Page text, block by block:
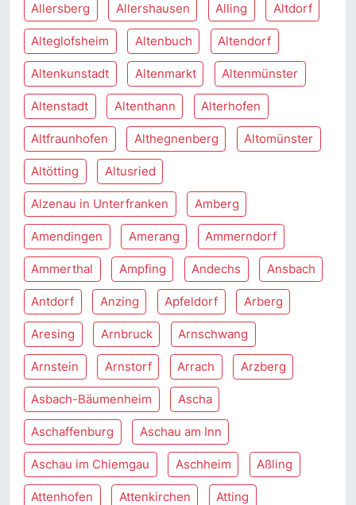
Allersberg Allershausen Alling Altdorf
Alteglofsheim Altenbuch Altendorf
Altenkunstadt Altenmarkt Altenmünster
Altenstadt Altenthann Alterhofen
Altfraunhofen Althegnenberg Altomünster
Altötting Altusried
Alzenau in Unterfranken Amberg
Amendingen Amerang Ammerndorf
Ammerthal Ampfing Andechs Ansbach
Antdorf Anzing Apfeldorf Arberg
Aresing Arnbruck Arnschwang
Arnstein Arnstorf Arrach Arzberg
Asbach-Bäumenheim Ascha
Aschaffenburg Aschau am Inn
Aschau im Chiemgau Aschheim Aßling
Attenhofen Attenkirchen Atting